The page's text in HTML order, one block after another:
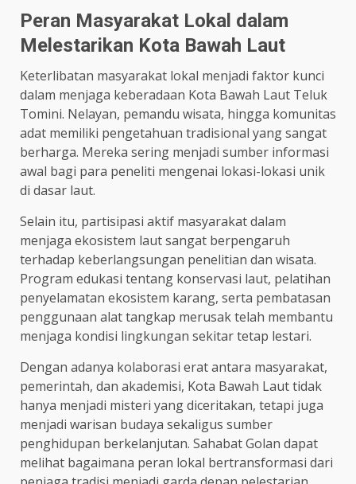
Peran Masyarakat Lokal dalam
Melestarikan Kota Bawah Laut
Keterlibatan masyarakat lokal menjadi faktor kunci
dalam menjaga keberadaan Kota Bawah Laut Teluk
Tomini. Nelayan, pemandu wisata, hingga komunitas
adat memiliki pengetahuan tradisional yang sangat
berharga. Mereka sering menjadi sumber informasi
awal bagi para peneliti mengenai lokasi-lokasi unik
di dasar laut.
Selain itu, partisipasi aktif masyarakat dalam
menjaga ekosistem laut sangat berpengaruh
terhadap keberlangsungan penelitian dan wisata.
Program edukasi tentang konservasi laut, pelatihan
penyelamatan ekosistem karang, serta pembatasan
penggunaan alat tangkap merusak telah membantu
menjaga kondisi lingkungan sekitar tetap lestari.
Dengan adanya kolaborasi erat antara masyarakat,
pemerintah, dan akademisi, Kota Bawah Laut tidak
hanya menjadi misteri yang diceritakan, tetapi juga
menjadi warisan budaya sekaligus sumber
penghidupan berkelanjutan. Sahabat Golan dapat
melihat bagaimana peran lokal bertransformasi dari